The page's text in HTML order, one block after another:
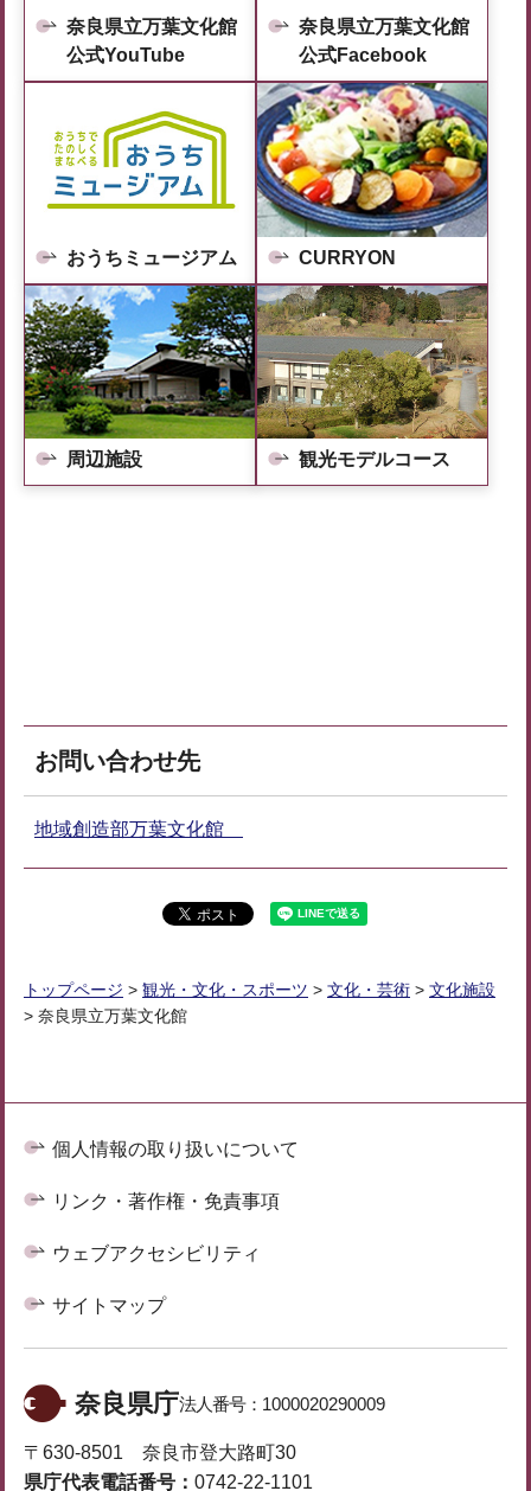
奈良県立万葉文化館
公式YouTube
奈良県立万葉文化館
公式Facebook
おうちミュージアム CURRYON
周辺施設 観光モデルコース
お問い合わせ先
地域創造部万葉文化館
トップページ > 観光・文化・スポーツ > 文化・芸術 > 文化施設
> 奈良県立万葉文化館
個人情報の取り扱いについて
リンク・著作権・免責事項
ウェブアクセシビリティ
サイトマップ
奈良県庁法人番号： 1000020290009
〒630-8501 奈良市登大路町30
県庁代表電話番号： 0742-22-1101